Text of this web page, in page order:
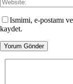
Ismimi, e-postamı
kaydet.